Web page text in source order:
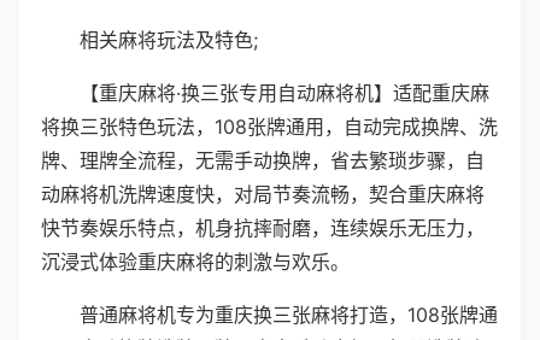
相关麻将玩法及特色;
【重庆麻将·换三张专用自动麻将机】适配重庆麻
将换三张特色玩法，108张牌通用，自动完成换牌、洗
牌、理牌全流程，无需手动换牌，省去繁琐步骤，自
动麻将机洗牌速度快，对局节奏流畅，契合重庆麻将
快节奏娱乐特点，机身抗摔耐磨，连续娱乐无压力，
沉浸式体验重庆麻将的刺激与欢乐。
普通麻将机专为重庆换三张麻将打造，108张牌通